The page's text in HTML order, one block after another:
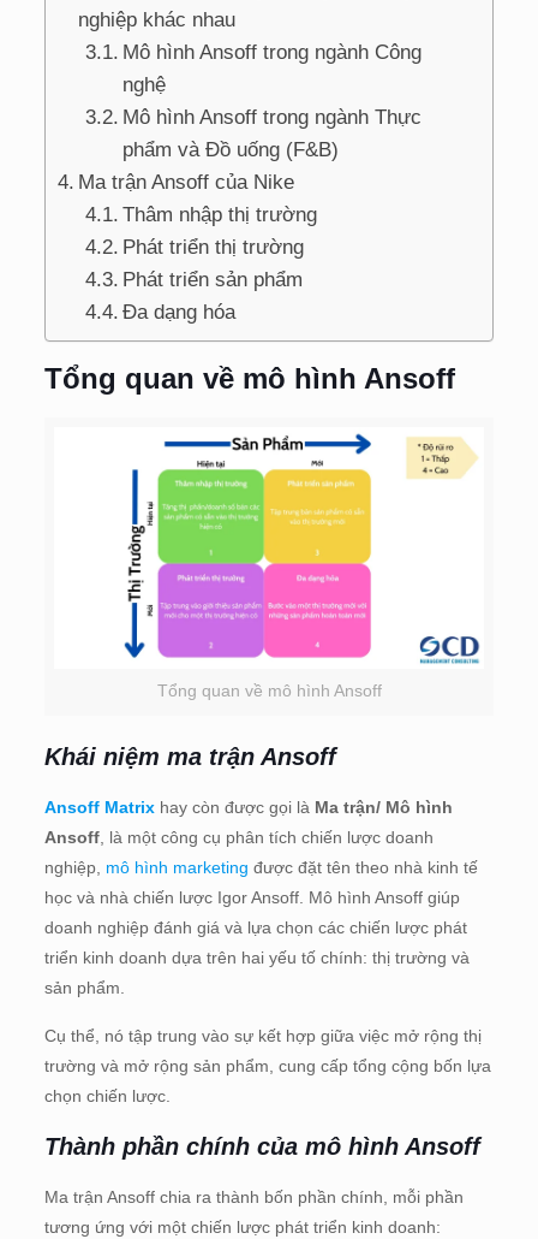
nghiệp khác nhau
Mô hình Ansoff trong ngành Công
nghệ
Mô hình Ansoff trong ngành Thực
phẩm và Đồ uống (F&B)
Ma trận Ansoff của Nike
Thâm nhập thị trường
Phát triển thị trường
Phát triển sản phẩm
Đa dạng hóa
Tổng quan về mô hình Ansoff
Tổng quan về mô hình Ansoff
Khái niệm ma trận Ansoff
Ansoff Matrixhay còn được gọi là Ma trận/ Mô hình
Ansoff, là một công cụ phân tích chiến lược doanh
nghiệp, mô hình marketing được đặt tên theo nhà kinh tế
học và nhà chiến lược Igor Ansoff. Mô hình Ansoff giúp
doanh nghiệp đánh giá và lựa chọn các chiến lược phát
triển kinh doanh dựa trên hai yếu tố chính: thị trường và
sản phẩm.
Cụ thể, nó tập trung vào sự kết hợp giữa việc mở rộng thị
trường và mở rộng sản phẩm, cung cấp tổng cộng bốn lựa
chọn chiến lược.
Thành phần chính của mô hình Ansoff
Ma trận Ansoff chia ra thành bốn phần chính, mỗi phần
tương ứng với một chiến lược phát triển kinh doanh: